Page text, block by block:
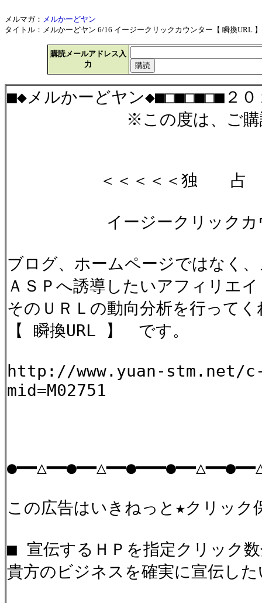
メルマガ： メルかーどヤン
タイトル：メルかーどヤン 6/16 イージークリックカウンター【 瞬換URL
購読メールアドレス入
力
■◆メルかーどヤン◆■□■□■□■２
※この度は、ご購読有
＜＜＜＜＜独 占 広
イージークリックカウ
ブログ、ホームページではなく
ＡＳＰへ誘導したいアフィリエ
そのＵＲＬの動向分析を行って
【 瞬換URL 】 です。
http://www.yuan-stm.net/
mid=M02751
この広告はいきねっと★クリック
■ 宣伝するＨＰを指定クリック
貴方のビジネスを確実に宣伝し